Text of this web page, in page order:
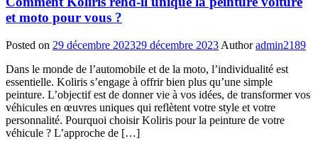
et moto pour vous ?
Posted on 29 décembre 202329 décembre 2023 Author admin2189
Dans le monde de l’automobile et de la moto, l’individualité est
essentielle. Koliris s’engage à offrir bien plus qu’une simple
peinture. L’objectif est de donner vie à vos idées, de transformer vos
véhicules en œuvres uniques qui reflètent votre style et votre
personnalité. Pourquoi choisir Koliris pour la peinture de votre
véhicule ? L’approche de […]